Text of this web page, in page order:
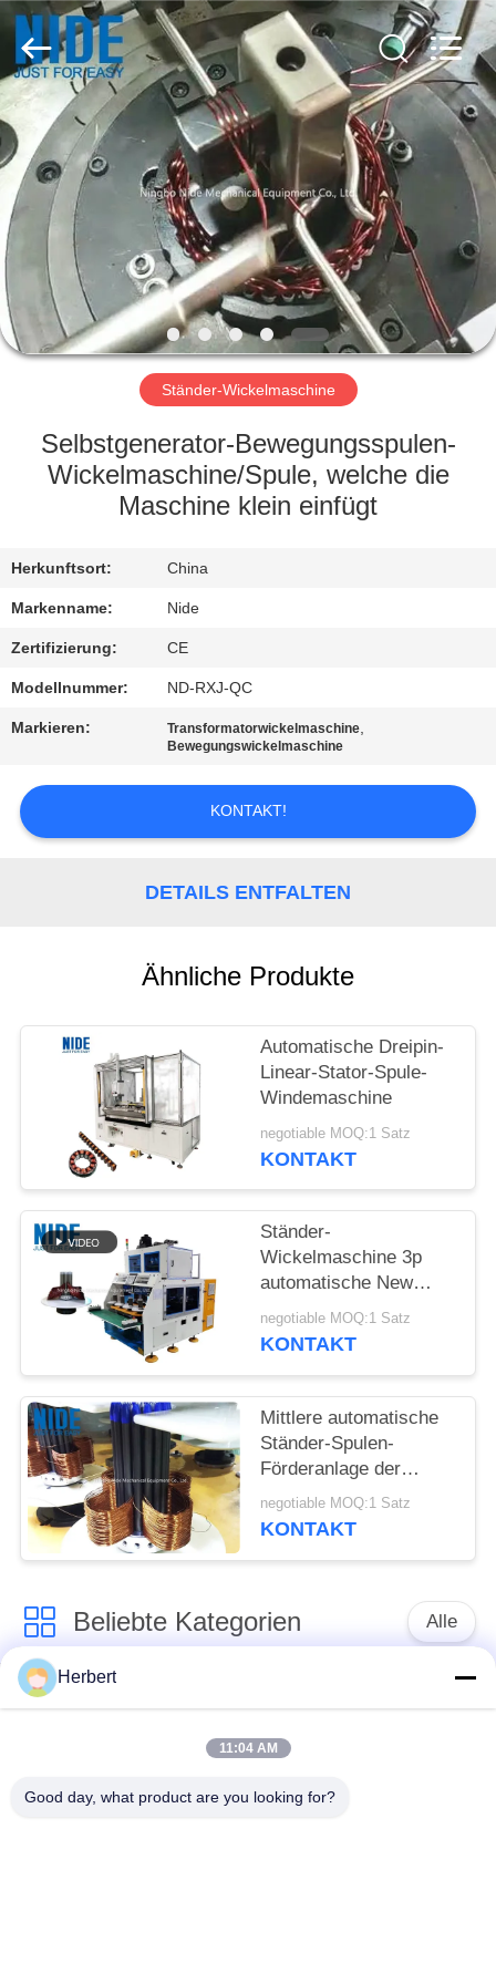
HAUS
PRODUKTE
ÜBER
UNS
QUALITÄTSKONTROLLE
TRETEN
SIE
IN
VERBINDUNG
NACHRICHTEN
SIE EIN
ZITAT
Tech
Rights
Reserved.
Ständer-Wickelmaschine
Selbstgenerator-Bewegungsspulen-
Wickelmaschine/Spule, welche die
Maschine klein einfügt
Herkunftsort: China
Markenname: Nide
Zertifizierung: CE
Modellnummer: ND-RXJ-QC
Markieren: Transformatorwickelmaschine,
Bewegungswickelmaschine
KONTAKT!
DETAILS ENTFALTEN
Ähnliche Produkte
Automatische Dreipin-
Linear-Stator-Spule-
Windemaschine
negotiable MOQ:1 Satz
KONTAKT
Ständer-
Wickelmaschine 3p
automatische New
Energy Bewegungs
negotiable MOQ:1 Satz
KONTAKT
Mittlere automatische
Ständer-Spulen-
Förderanlage der
Pole
negotiable MOQ:1 Satz
KONTAKT
Beliebte Kategorien Alle
Ankerwicklungs-
Automatische
Elektromotor-
Herbert
11:04 AM
Good day, what product are you looking for?